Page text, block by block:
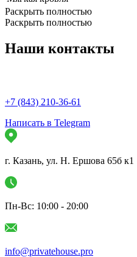
Раскрыть полностью
Раскрыть полностью
Наши контакты
+7 (843) 210-36-61
Написать в Telegram
г. Казань, ул. Н. Ершова 65б к1
Пн-Вс: 10:00 - 20:00
info@privatehouse.pro